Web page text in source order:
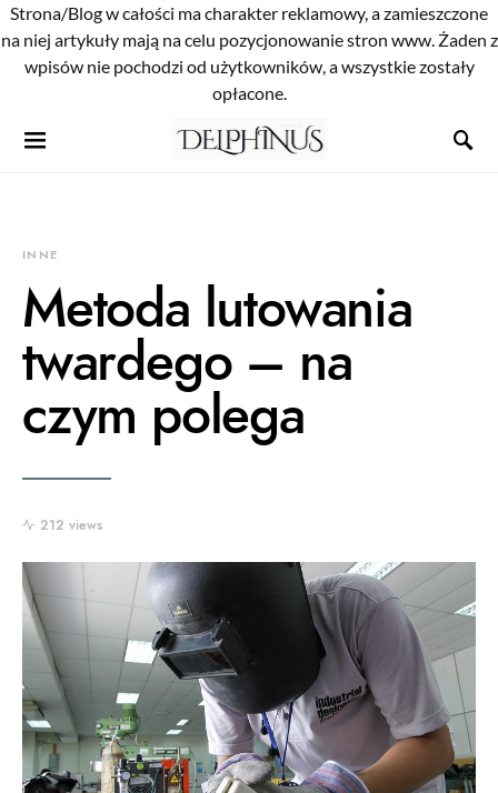
Strona/Blog w całości ma charakter reklamowy, a zamieszczone
na niej artykuły mają na celu pozycjonowanie stron www. Żaden z
wpisów nie pochodzi od użytkowników, a wszystkie zostały
opłacone.
INNE
Metoda lutowania
twardego – na
czym polega
212 views